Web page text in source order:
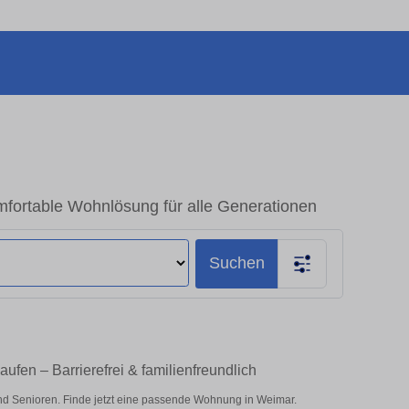
Wohnlösung für alle Generationen
Suchen
– Barrierefrei & familienfreundlich
Senioren. Finde jetzt eine passende Wohnung in Weimar.